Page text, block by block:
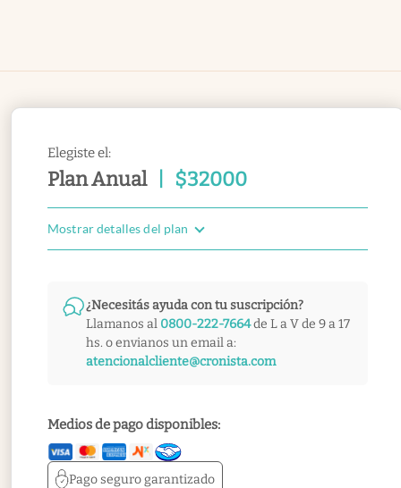
Elegiste el:
Plan Anual $32000
Mostrar detalles del plan
¿Necesitás ayuda con tu suscripción?
Llamanos al 0800-222-7664de L a V de 9 a 17
hs. o envianos un email a:
atencionalcliente@cronista.com
Medios de pago disponibles:
Pago segurogarantizado